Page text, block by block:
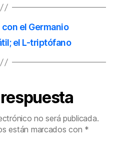
el Germanio
el L-triptófano
no será publicada.
están marcados con *